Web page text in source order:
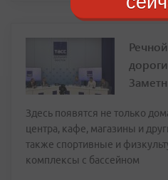
Здесь появятся не только
центра, кафе, магазины и
также спортивные и
комплексы с бассейном